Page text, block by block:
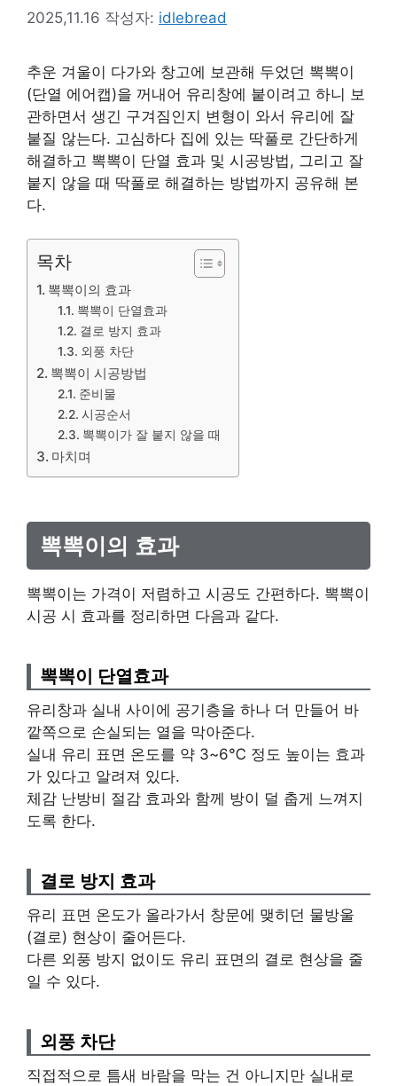
2025,11.16 작성자: idlebread
추운 겨울이 다가와 창고에 보관해 두었던 뽁뽁이
(단열 에어캡)을 꺼내어 유리창에 붙이려고 하니 보
관하면서 생긴 구겨짐인지 변형이 와서 유리에 잘
붙질 않는다. 고심하다 집에 있는 딱풀로 간단하게
해결하고 뽁뽁이 단열 효과 및 시공방법, 그리고 잘
붙지 않을 때 딱풀로 해결하는 방법까지 공유해 본
다.
목차
뽁뽁이의 효과
뽁뽁이 단열효과
결로 방지 효과
외풍 차단
뽁뽁이 시공방법
준비물
시공순서
뽁뽁이가 잘 붙지 않을 때
마치며
뽁뽁이의 효과
뽁뽁이는 가격이 저렴하고 시공도 간편하다. 뽁뽁이
시공 시 효과를 정리하면 다음과 같다.
뽁뽁이 단열효과
유리창과 실내 사이에 공기층을 하나 더 만들어 바
깥쪽으로 손실되는 열을 막아준다.
실내 유리 표면 온도를 약 3~6℃ 정도 높이는 효과
가 있다고 알려져 있다.
체감 난방비 절감 효과와 함께 방이 덜 춥게 느껴지
도록 한다.
결로 방지 효과
유리 표면 온도가 올라가서 창문에 맺히던 물방울
(결로) 현상이 줄어든다.
다른 외풍 방지 없이도 유리 표면의 결로 현상을 줄
일 수 있다.
외풍 차단
직접적으로 틈새 바람을 막는 건 아니지만 실내로